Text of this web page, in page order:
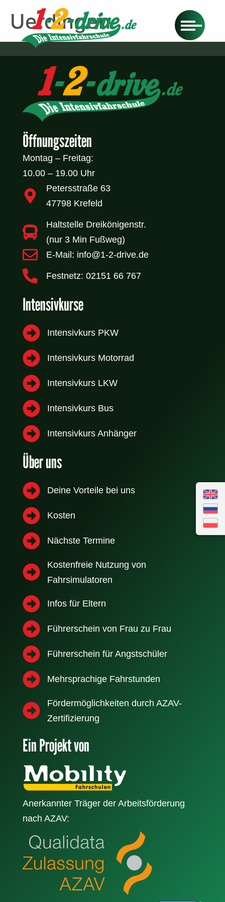
Uerdingen
Öffnungszeiten
Montag – Freitag:
10.00 – 19.00 Uhr
Petersstraße 63
47798 Krefeld
Haltstelle Dreikönigenstr.
(nur 3 Min Fußweg)
E-Mail: info@1-2-drive.de
Festnetz: 02151 66 767
Intensivkurse
Intensivkurs PKW
Intensivkurs Motorrad
Intensivkurs LKW
Intensivkurs Bus
Intensivkurs Anhänger
Über uns
Deine Vorteile bei uns
Kosten
Nächste Termine
Kostenfreie Nutzung von
Fahrsimulatoren
Infos für Eltern
Führerschein von Frau zu Frau
Führerschein für Angstschüler
Mehrsprachige Fahrstunden
Fördermöglichkeiten durch AZAV-
Zertifizierung
Ein Projekt von
Anerkannter Träger der Arbeitsförderung
nach AZAV: